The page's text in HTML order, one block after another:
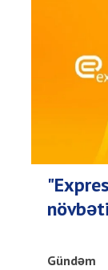
Gündəm